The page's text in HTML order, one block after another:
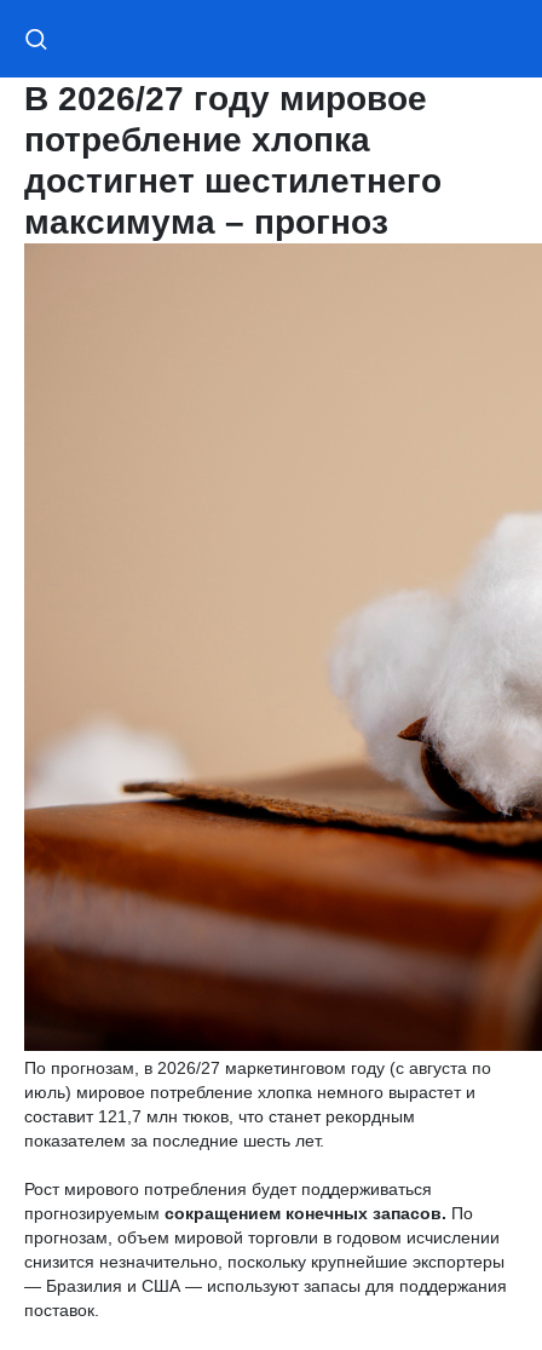
В 2026/27 году мировое
потребление хлопка
достигнет шестилетнего
максимума – прогноз
По прогнозам, в 2026/27 маркетинговом году (с августа по
июль) мировое потребление хлопка немного вырастет и
составит 121,7 млн тюков, что станет рекордным
показателем за последние шесть лет.
Рост мирового потребления будет поддерживаться
прогнозируемым сокращением конечных запасов. По
прогнозам, объем мировой торговли в годовом исчислении
снизится незначительно, поскольку крупнейшие экспортеры
— Бразилия и США — используют запасы для поддержания
поставок.